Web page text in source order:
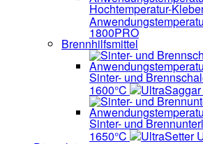
Hochtemperatur-
1800PRO
Brennhilfsmittel
Sinter- und
1600°C
Sinter- und
1650°C UltraSetter